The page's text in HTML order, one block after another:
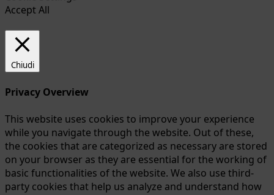
Accept All
Chiudi
Privacy Overview
This website uses cookies to improve your experience
while you navigate through the website. Out of these,
the cookies that are categorized as necessary are stored
on your browser as they are essential for the working of
basic functionalities of the website. We also use third-
party cookies that help us analyze and understand how